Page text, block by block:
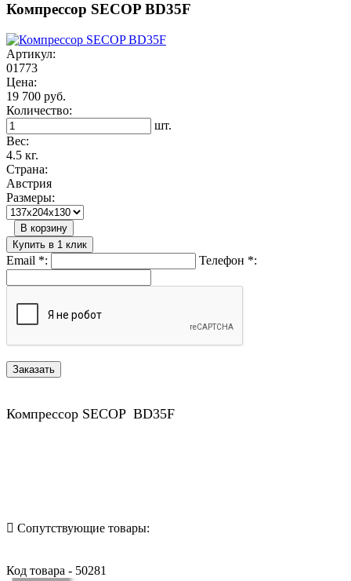
Компрессор SECOP BD35F
Артикул:
01773
Цена:
19 700 руб.
Количество:
шт.
Вес:
4.5 кг.
Страна:
Австрия
Размеры:
В корзину
Купить в 1 клик
Email *: Телефон *:
Компрессор SECOP BD35F
Сопутствующие товары:
Код товара - 50281